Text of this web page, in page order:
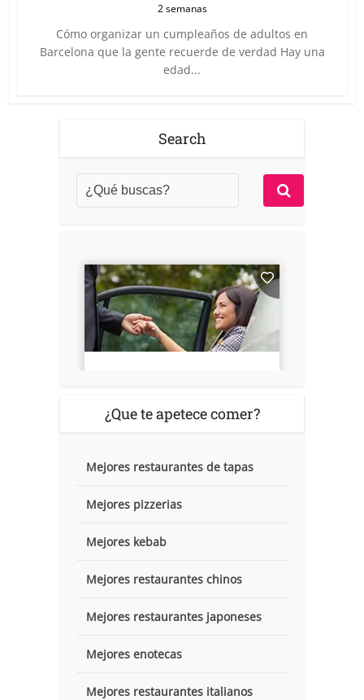
2 semanas
Cómo organizar un cumpleaños de adultos en
Barcelona que la gente recuerde de verdad Hay una
edad...
Search
¿Que te apetece comer?
Mejores restaurantes de tapas
Mejores pizzerias
Mejores kebab
Mejores restaurantes chinos
Mejores restaurantes japoneses
Mejores enotecas
Mejores restaurantes italianos